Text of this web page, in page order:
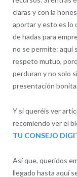
claras y con la
aportar y esto es lo
de hadas para
no se permite: aquí
respeto mutuo,
perduran y no solo
presentación bonita.
Y si queréis ver
recomiendo ver el
TU CONSEJO
Así que, queridos
llegado hasta aquí